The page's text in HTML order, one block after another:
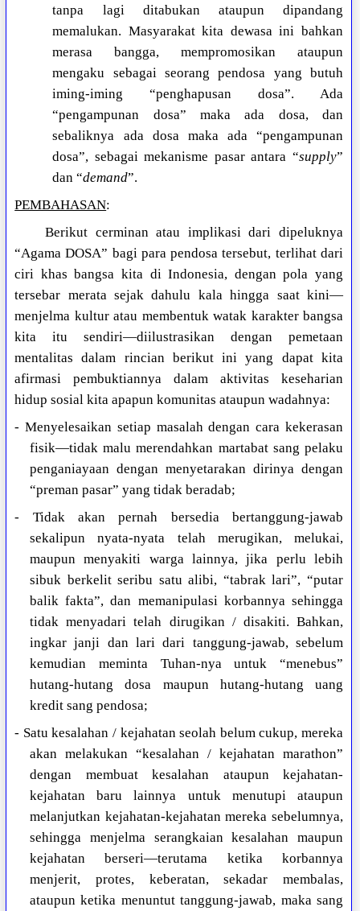
tanpa lagi ditabukan ataupun dipandang
memalukan. Masyarakat kita dewasa ini bahkan
merasa bangga, mempromosikan ataupun
mengaku sebagai seorang pendosa yang butuh
iming-iming “penghapusan dosa”. Ada
“pengampunan dosa” maka ada dosa, dan
sebaliknya ada dosa maka ada “pengampunan
dosa”, sebagai mekanisme pasar antara “supply”
dan “demand”.
PEMBAHASAN:
Berikut cerminan atau implikasi dari dipeluknya
“Agama DOSA” bagi para pendosa tersebut, terlihat dari
ciri khas bangsa kita di Indonesia, dengan pola yang
tersebar merata sejak dahulu kala hingga saat kini—
menjelma kultur atau membentuk watak karakter bangsa
kita itu sendiri—diilustrasikan dengan pemetaan
mentalitas dalam rincian berikut ini yang dapat kita
afirmasi pembuktiannya dalam aktivitas keseharian
hidup sosial kita apapun komunitas ataupun wadahnya:
- Menyelesaikan setiap masalah dengan cara kekerasan
fisik—tidak malu merendahkan martabat sang pelaku
penganiayaan dengan menyetarakan dirinya dengan
“preman pasar” yang tidak beradab;
- Tidak akan pernah bersedia bertanggung-jawab
sekalipun nyata-nyata telah merugikan, melukai,
maupun menyakiti warga lainnya, jika perlu lebih
sibuk berkelit seribu satu alibi, “tabrak lari”, “putar
balik fakta”, dan memanipulasi korbannya sehingga
tidak menyadari telah dirugikan / disakiti. Bahkan,
ingkar janji dan lari dari tanggung-jawab, sebelum
kemudian meminta Tuhan-nya untuk “menebus”
hutang-hutang dosa maupun hutang-hutang uang
kredit sang pendosa;
- Satu kesalahan / kejahatan seolah belum cukup, mereka
akan melakukan “kesalahan / kejahatan marathon”
dengan membuat kesalahan ataupun kejahatan-
kejahatan baru lainnya untuk menutupi ataupun
melanjutkan kejahatan-kejahatan mereka sebelumnya,
sehingga menjelma serangkaian kesalahan maupun
kejahatan berseri—terutama ketika korbannya
menjerit, protes, keberatan, sekadar membalas,
ataupun ketika menuntut tanggung-jawab, maka sang